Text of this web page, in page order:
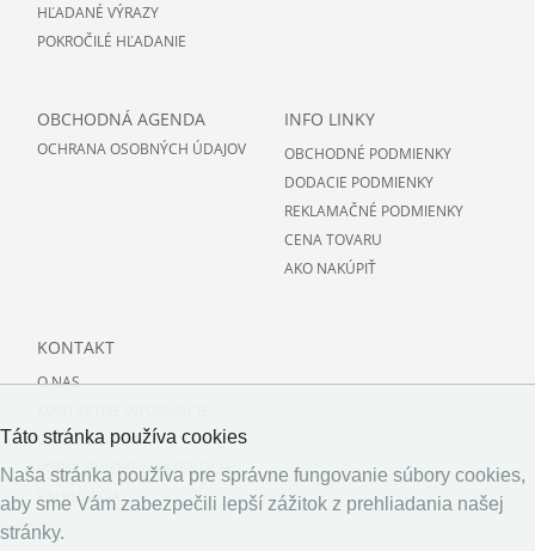
HĽADANÉ VÝRAZY
POKROČILÉ HĽADANIE
OBCHODNÁ AGENDA
OCHRANA OSOBNÝCH ÚDAJOV
INFO LINKY
OBCHODNÉ PODMIENKY
DODACIE PODMIENKY
REKLAMAČNÉ PODMIENKY
CENA TOVARU
AKO NAKÚPIŤ
KONTAKT
O NAS
O PODLAHACH
PODPORUJEME NAJMENSICH
KALKULÁCIA
Táto stránka používa cookies
Naša stránka používa pre správne fungovanie súbory cookies,
aby sme Vám zabezpečili lepší zážitok z prehliadania našej
stránky.